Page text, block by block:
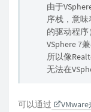
由于
序栈，意味
的驱动程
VSphere 7
所以像
无法在
可以通过